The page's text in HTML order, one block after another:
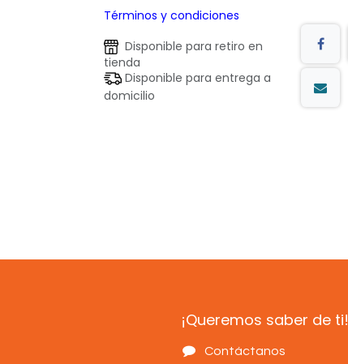
Términos y condiciones
Disponible para retiro en
tienda
Disponible para entrega a
domicilio
¡Queremos saber de ti!
Contáctanos